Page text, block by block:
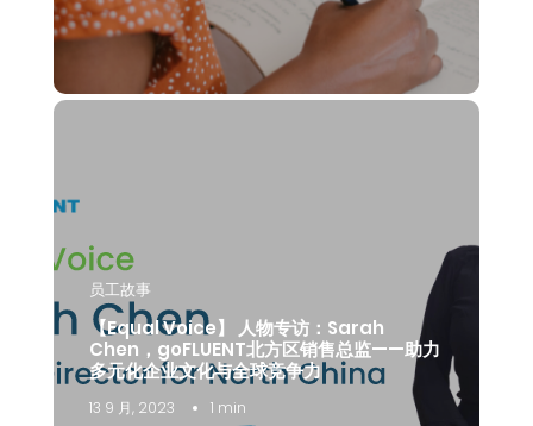
员工故事
【Equal Voice】 人物专访：Sarah
Chen，goFLUENT北方区销售总监——助力
多元化企业文化与全球竞争力
13 9 月, 2023 1 min